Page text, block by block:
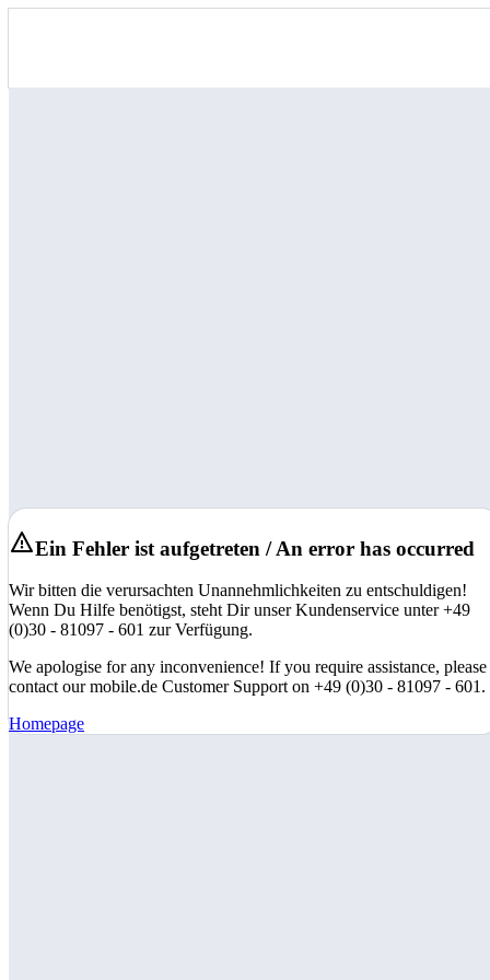
Ein Fehler ist aufgetreten / An error has occurred
Wir bitten die verursachten Unannehmlichkeiten zu entschuldigen!
Wenn Du Hilfe benötigst, steht Dir unser Kundenservice unter +49
(0)30 - 81097 - 601 zur Verfügung.
We apologise for any inconvenience! If you require assistance, please
contact our mobile.de Customer Support on +49 (0)30 - 81097 - 601.
Homepage